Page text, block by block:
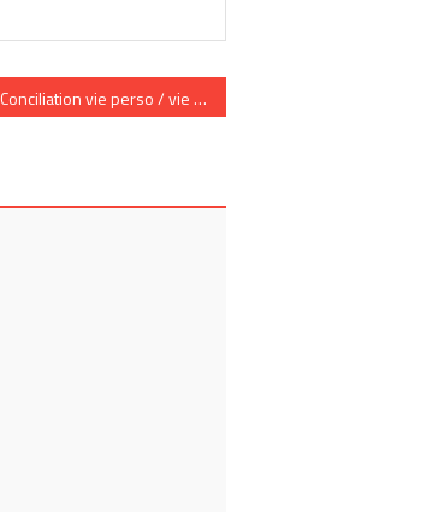
Conciliation vie perso / vie pro : les arrangements conjugaux